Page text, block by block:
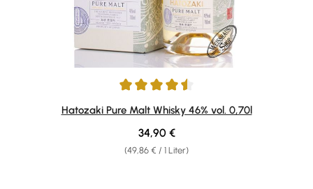
Durchschnittliche Bewertung von 4.5 von 5 Sternen
Hatozaki Pure Malt Whisky 46% vol. 0,70l
(49,86 € / 1 Liter)
Regulärer Preis:
34,90 €